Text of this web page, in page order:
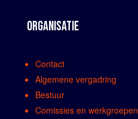
ORGANISATIE
Contact
Algemene vergadring
Bestuur
Comissies en werkgroepen